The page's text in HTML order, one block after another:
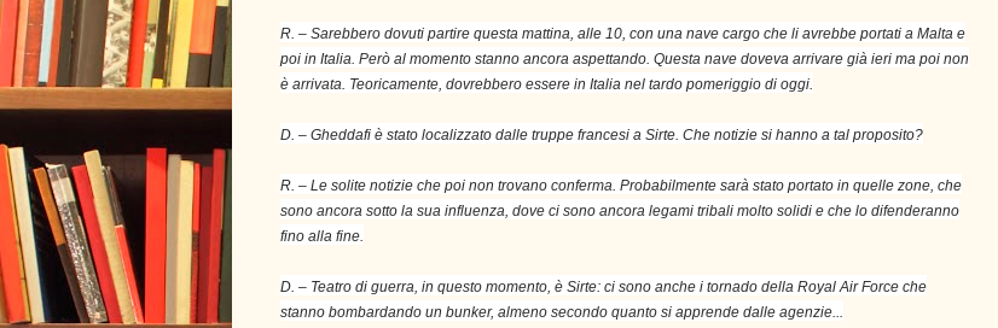
R. – Sarebbero dovuti partire questa mattina, alle 10, con una nave cargo che li avrebbe portati a Malta e
poi in Italia. Però al momento stanno ancora aspettando. Questa nave doveva arrivare già ieri ma poi non
è arrivata. Teoricamente, dovrebbero essere in Italia nel tardo pomeriggio di oggi.
D. – Gheddafi è stato localizzato dalle truppe francesi a Sirte. Che notizie si hanno a tal proposito?
R. – Le solite notizie che poi non trovano conferma. Probabilmente sarà stato portato in quelle zone, che
sono ancora sotto la sua influenza, dove ci sono ancora legami tribali molto solidi e che lo difenderanno
fino alla fine.
D. – Teatro di guerra, in questo momento, è Sirte: ci sono anche i tornado della Royal Air Force che
stanno bombardando un bunker, almeno secondo quanto si apprende dalle agenzie...